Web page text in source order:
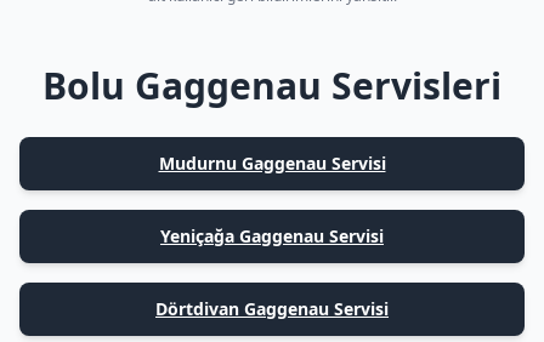
Bolu Gaggenau Servisleri
Mudurnu Gaggenau Servisi
Yeniçağa Gaggenau Servisi
Dörtdivan Gaggenau Servisi